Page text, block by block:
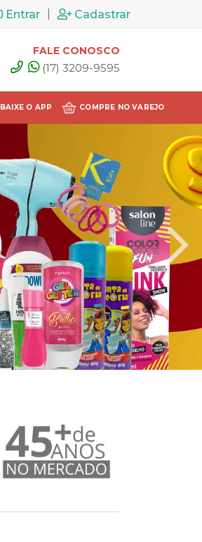
Entrar Cadastrar
FALE CONOSCO
(17) 3209-9595
BAIXE O APP COMPRE NO VAREJO